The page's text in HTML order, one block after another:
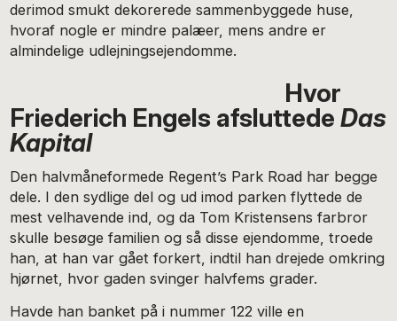
derimod smukt dekorerede sammenbyggede huse,
hvoraf nogle er mindre palæer, mens andre er
almindelige udlejningsejendomme.
Hvor
Friederich Engels afsluttedeDas
Kapital
Den halvmåneformede Regent’s Park Road har begge
dele. I den sydlige del og ud imod parken flyttede de
mest velhavende ind, og da Tom Kristensens farbror
skulle besøge familien og så disse ejendomme, troede
han, at han var gået forkert, indtil han drejede omkring
hjørnet, hvor gaden svinger halvfems grader.
Havde han banket på i nummer 122 ville en